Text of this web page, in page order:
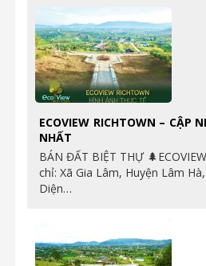
ECOVIEW RICHTOWN – CẬP
NHẤT
BÁN ĐẤT BIỆT THỰ
chỉ: Xã Gia Lâm, Huyện Lâm
Diện…